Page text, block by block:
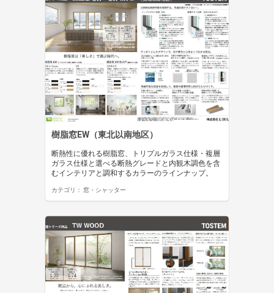
樹脂窓EW（東北以南地区）
断熱性に優れる樹脂窓、トリプルガラス仕様・複層
ガラス仕様と選べる断熱グレードと内観木調色を含
むインテリアと調和するカラーのラインナップ。
カテゴリ： 窓・シャッター